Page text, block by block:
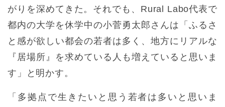
がりを深めてきた。それでも、Rural Labo代表で
都内の大学を休学中の小菅勇太郎さんは「ふるさ
と感が欲しい都会の若者は多く、地方にリアルな
『居場所』を求めている人も増えていると思いま
す」と明かす。
「多拠点で生きたいと思う若者は多いと思いま